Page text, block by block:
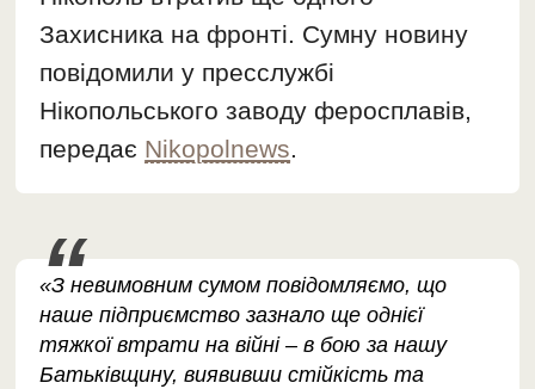
Захисника на фронті. Сумну новину
повідомили у пресслужбі
Нікопольського заводу феросплавів,
передає Nikopolnews.
«З невимовним сумом повідомляємо, що
наше підприємство зазнало ще однієї
тяжкої втрати на війні – в бою за нашу
Батьківщину, виявивши стійкість та